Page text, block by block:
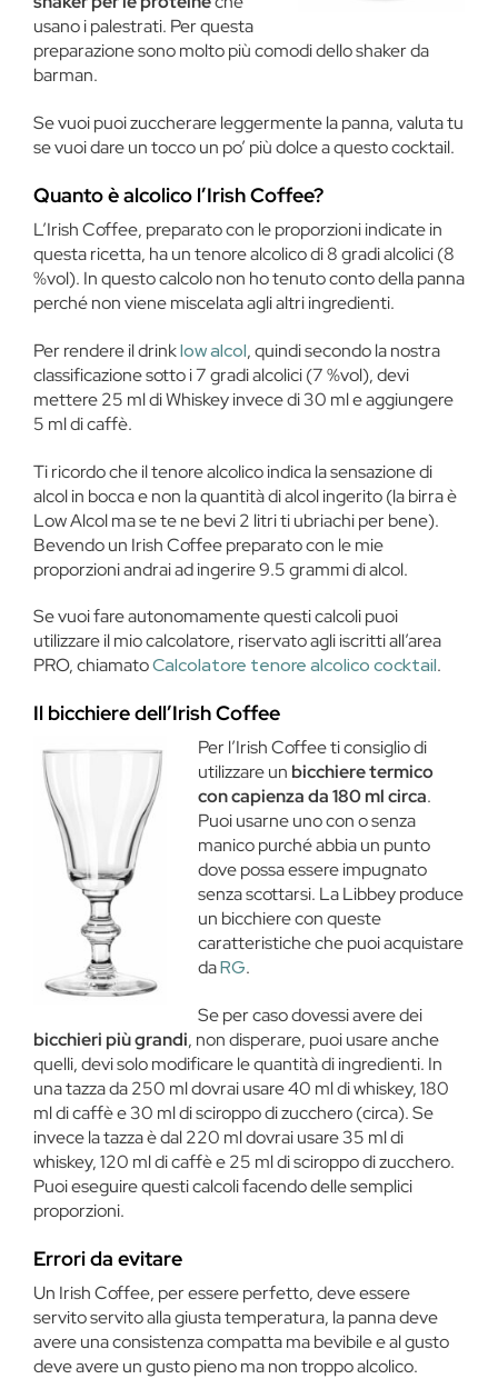
usano i palestrati. Per questa
preparazione sono molto più comodi dello shaker da
barman.
Se vuoi puoi zuccherare leggermente la panna, valuta tu
se vuoi dare un tocco un po’ più dolce a questo cocktail.
Quanto è alcolico l’Irish Coffee?
L’Irish Coffee, preparato con le proporzioni indicate in
questa ricetta, ha un tenore alcolico di 8 gradi alcolici (8
%vol). In questo calcolo non ho tenuto conto della panna
perché non viene miscelata agli altri ingredienti.
Per rendere il drinklow alcol, quindi secondo la nostra
classificazione sotto i 7 gradi alcolici (7 %vol), devi
mettere 25 ml di Whiskey invece di 30 ml e aggiungere
5 ml di caffè.
Ti ricordo che il tenore alcolico indica la sensazione di
alcol in bocca e non la quantità di alcol ingerito (la birra è
Low Alcol ma se te ne bevi 2 litri ti ubriachi per bene).
Bevendo un Irish Coffee preparato con le mie
proporzioni andrai ad ingerire 9.5 grammi di alcol.
Se vuoi fare autonomamente questi calcoli puoi
utilizzare il mio calcolatore, riservato agli iscritti all’area
PRO, chiamatoCalcolatore tenore alcolico cocktail.
Il bicchiere dell’Irish Coffee
Per l’Irish Coffee ti consiglio di
utilizzare un bicchiere termico
con capienza da 180 ml circa.
Puoi usarne uno con o senza
manico purché abbia un punto
dove possa essere impugnato
senza scottarsi. La Libbey produce
un bicchiere con queste
caratteristiche che puoi acquistare
daRG.
Se per caso dovessi avere dei
bicchieri più grandi, non disperare, puoi usare anche
quelli, devi solo modificare le quantità di ingredienti. In
una tazza da 250 ml dovrai usare 40 ml di whiskey, 180
ml di caffè e 30 ml di sciroppo di zucchero (circa). Se
invece la tazza è dal 220 ml dovrai usare 35 ml di
whiskey, 120 ml di caffè e 25 ml di sciroppo di zucchero.
Puoi eseguire questi calcoli facendo delle semplici
proporzioni.
Errori da evitare
Un Irish Coffee, per essere perfetto, deve essere
servito servito alla giusta temperatura, la panna deve
avere una consistenza compatta ma bevibile e al gusto
deve avere un gusto pieno ma non troppo alcolico.